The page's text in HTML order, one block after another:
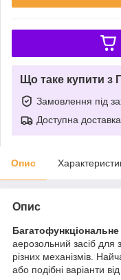
Що таке купити з
Замовлення під
Доступна доставка
Опис
Опис
аерозольний засіб для
різних механізмів.
або подібні варіанти